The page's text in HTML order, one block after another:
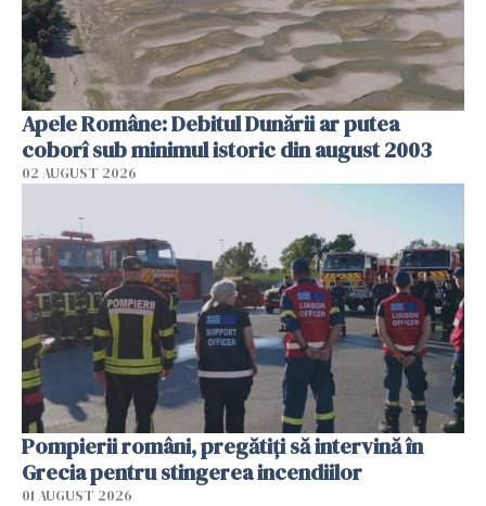
Apele Române: Debitul Dunării ar putea
coborî sub minimul istoric din august 2003
02 AUGUST 2026
Pompierii români, pregătiţi să intervină în
Grecia pentru stingerea incendiilor
01 AUGUST 2026